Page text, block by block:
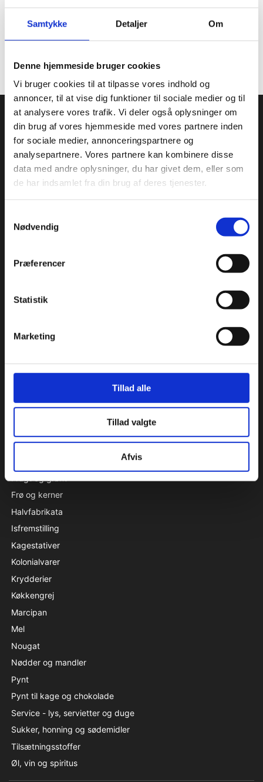
Samtykke Detaljer Om
Denne hjemmeside bruger cookies
Vi bruger cookies til at tilpasse vores indhold og
annoncer, til at vise dig funktioner til sociale medier og til
at analysere vores trafik. Vi deler også oplysninger om
din brug af vores hjemmeside med vores partnere inden
for sociale medier, annonceringspartnere og
analysepartnere. Vores partnere kan kombinere disse
data med andre oplysninger, du har givet dem, eller som
de har indsamlet fra din brug af deres tjenester.
Nødvendig
Præferencer
Statistik
Marketing
Tillad alle
Tillad valgte
Afvis
Er egnet til kontakt med fødevarer.
Condi ApS
Condi leverer idag et bredt sortiment af
conditorivarer/emballage til Konditorier, Konfekture, Hotel &
Restaurationsbranchen.
Roskildevej 30, 2620 Albertslund
KATALOG
Condibøtter
Emballage & specialproduceret emballage
Engangsartikler
Forme
Frø og kerner
Halvfabrikata
Isfremstilling
Kagestativer
Kolonialvarer
Krydderier
Køkkengrej
Marcipan
Mel
Nougat
Nødder og mandler
Pynt
Pynt til kage og chokolade
Service - lys, servietter og duge
Sukker, honning og sødemidler
Tilsætningsstoffer
Øl, vin og spiritus